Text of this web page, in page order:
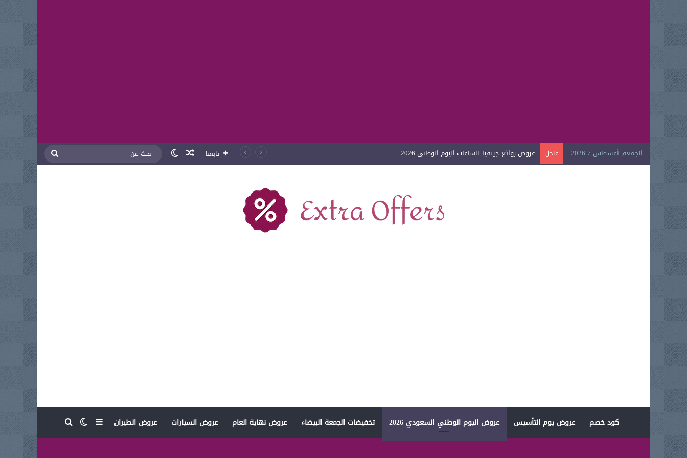
الجمعة, أغسطس 7 2026 عاجل عروض روائع جينفيا للساعات اليوم الوطني 2026 تابعنا مقال عشوائي
الوضع المظلم
بحث
كود خصم عروض يوم التأسيس عروض اليوم الوطني السعودي 2026 تخفيضات الجمعة البيضاء عروض نهاية العام عروض السيارات عروض الطيران إضافة عمود جانبي
الوضع المظلم
بحث عن